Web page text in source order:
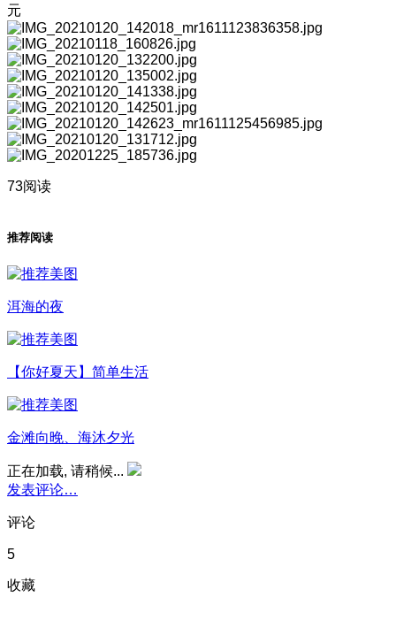
元
73阅读
推荐阅读
洱海的夜
【你好夏天】简单生活
金滩向晚、海沐夕光
正在加载, 请稍候...
发表评论…
评论
5
收藏